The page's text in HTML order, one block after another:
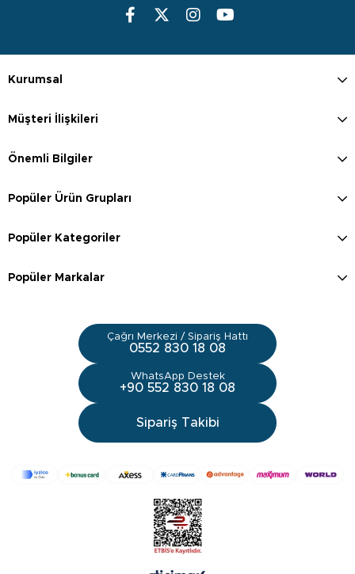
Kurumsal
Müşteri İlişkileri
Önemli Bilgiler
Popüler Ürün Grupları
Popüler Kategoriler
Popüler Markalar
Çağrı Merkezi / Sipariş Hattı
0552 830 18 08
WhatsApp Destek
+90 552 830 18 08
Sipariş Takibi